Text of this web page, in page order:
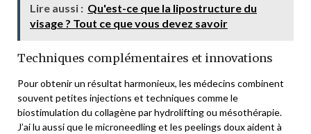
Lire aussi : Qu'est-ce que la lipostructure du
visage ? Tout ce que vous devez savoir
Techniques complémentaires et innovations
Pour obtenir un résultat harmonieux, les médecins combinent
souvent petites injections et techniques comme le
biostimulation du collagène par hydrolifting ou mésothérapie.
J’ai lu aussi que le microneedling et les peelings doux aident à